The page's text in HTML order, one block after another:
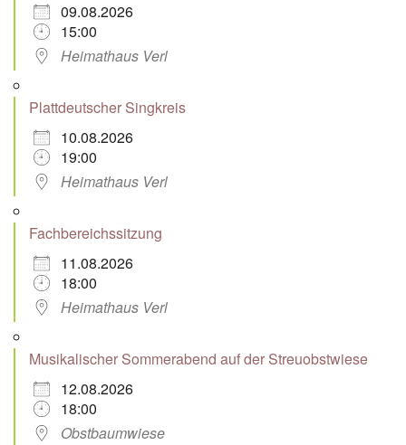
09.08.2026
15:00
Heimathaus Verl
Plattdeutscher Singkreis
10.08.2026
19:00
Heimathaus Verl
Fachbereichssitzung
11.08.2026
18:00
Heimathaus Verl
Musikalischer Sommerabend auf der Streuobstwiese
12.08.2026
18:00
Obstbaumwiese